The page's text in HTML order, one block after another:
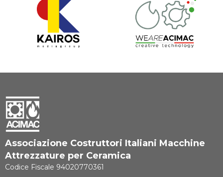
Associazione Costruttori Italiani Macchine
Attrezzature per Ceramica
Codice Fiscale 94020770361